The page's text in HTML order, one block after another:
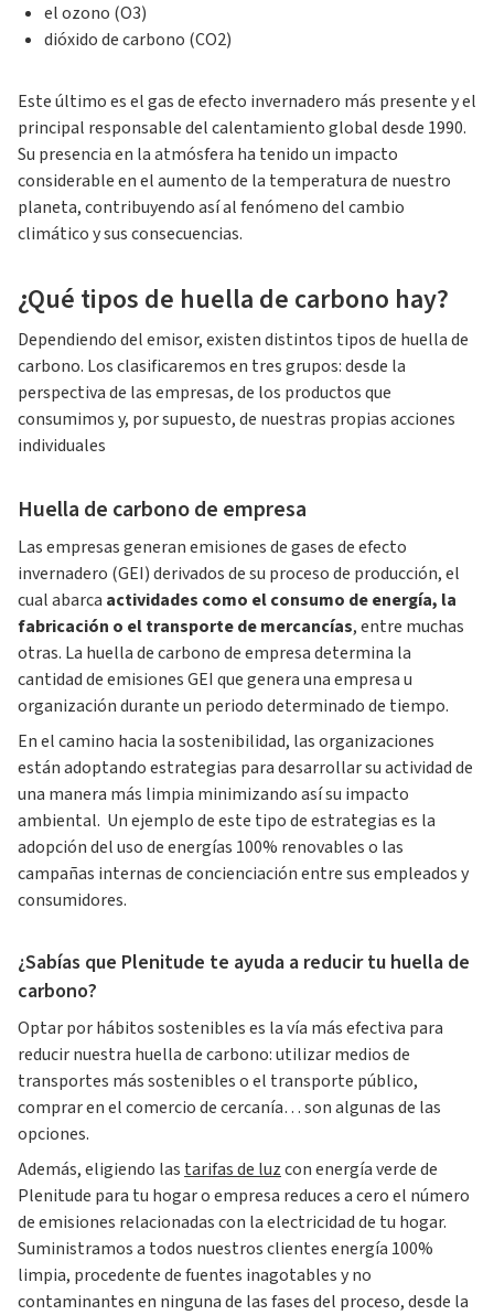
el ozono (O3)
dióxido de carbono (CO2)
Este último es el gas de efecto invernadero más presente y el
principal responsable del calentamiento global desde 1990.
Su presencia en la atmósfera ha tenido un impacto
considerable en el aumento de la temperatura de nuestro
planeta, contribuyendo así al fenómeno del cambio
climático y sus consecuencias.
¿Qué tipos de huella de carbono hay?
Dependiendo del emisor, existen distintos tipos de huella de
carbono. Los clasificaremos en tres grupos: desde la
perspectiva de las empresas, de los productos que
consumimos y, por supuesto, de nuestras propias acciones
individuales
Huella de carbono de empresa
Las empresas generan emisiones de gases de efecto
invernadero (GEI) derivados de su proceso de producción, el
cual abarca actividades como el consumo de energía, la
fabricación o el transporte de mercancías, entre muchas
otras. La huella de carbono de empresa determina la
cantidad de emisiones GEI que genera una empresa u
organización durante un periodo determinado de tiempo.
En el camino hacia la sostenibilidad, las organizaciones
están adoptando estrategias para desarrollar su actividad de
una manera más limpia minimizando así su impacto
ambiental. Un ejemplo de este tipo de estrategias es la
adopción del uso de energías 100% renovables o las
campañas internas de concienciación entre sus empleados y
consumidores.
¿Sabías que Plenitude te ayuda a reducir tu huella de
carbono?
Optar por hábitos sostenibles es la vía más efectiva para
reducir nuestra huella de carbono: utilizar medios de
transportes más sostenibles o el transporte público,
comprar en el comercio de cercanía… son algunas de las
opciones.
Además, eligiendo las tarifas de luzcon energía verde de
Plenitude para tu hogar o empresa reduces a cero el número
de emisiones relacionadas con la electricidad de tu hogar.
Suministramos a todos nuestros clientes energía 100%
limpia, procedente de fuentes inagotables y no
contaminantes en ninguna de las fases del proceso, desde la